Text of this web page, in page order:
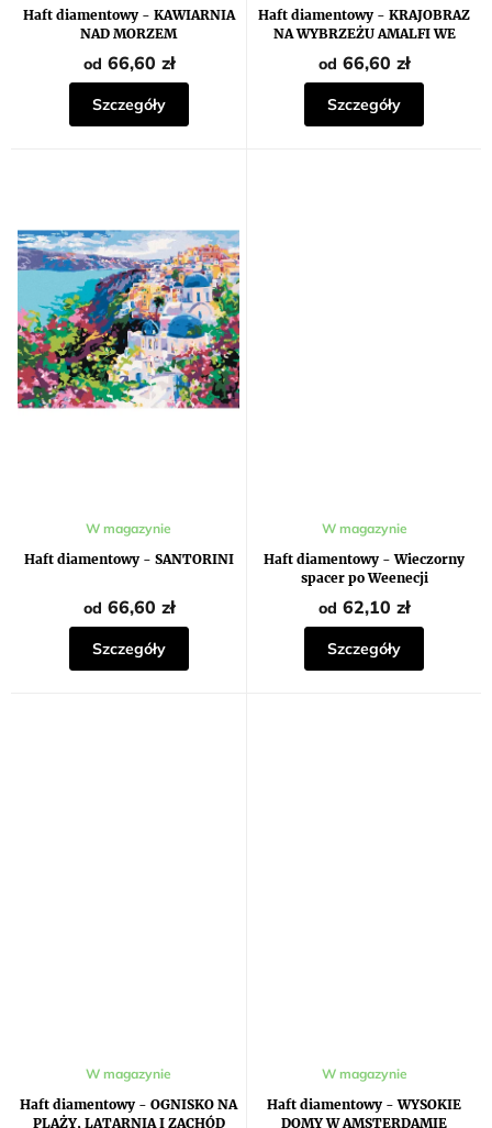
Haft diamentowy - KAWIARNIA
NAD MORZEM
od 66,60 zł
Szczegóły
Haft diamentowy - KRAJOBRAZ
NA WYBRZEŻU AMALFI WE
od 66,60 zł
Szczegóły
Haft diamentowy - SANTORINI
W magazynie
od 66,60 zł
Szczegóły
Haft diamentowy - Wieczorny
spacer po Weenecji
Średnia
ocena
produktu
wynosi
5,0
na
5
gwiazdek.
W magazynie
od 62,10 zł
Szczegóły
Haft diamentowy - OGNISKO NA
PLAŻY, LATARNIA I ZACHÓD
W magazynie
Haft diamentowy - WYSOKIE
DOMY W AMSTERDAMIE
W magazynie